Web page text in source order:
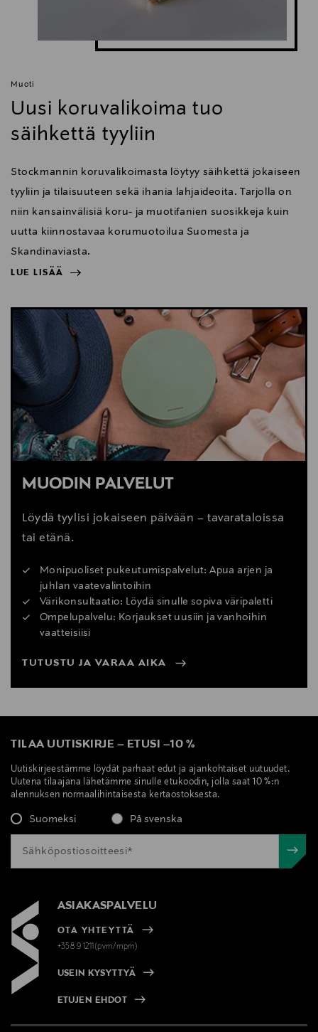
Muoti
Uusi koruvalikoima tuo
säihkettä tyyliin
Stockmannin koruvalikoimasta löytyy säihkettä jokaiseen
tyyliin ja tilaisuuteen sekä ihania lahjaideoita. Tarjolla on
niin kansainvälisiä koru- ja muotifanien suosikkeja kuin
uutta kiinnostavaa korumuotoilua Suomesta ja
Skandinaviasta.
LUE LISÄÄ
LUE LISÄÄ
MUODIN PALVELUT
Löydä tyylisi jokaiseen päivään – tavarataloissa
tai etänä.
Monipuoliset pukeutumispalvelut: Apua arjen ja
juhlan vaatevalintoihin
Värikonsultaatio: Löydä sinulle sopiva väripaletti
Ompelupalvelu: Korjaukset uusiin ja vanhoihin
vaatteisiisi
TUTUSTU JA VARAA AIKA
TILAA UUTISKIRJE – ETUSI –10 %
Uutiskirjeestämme löydät parhaat edut ja ajankohtaiset uutuudet.
Uutena tilaajana lähetämme sinulle etukoodin, jolla saat 10 %:n
alennuksen normaalihintaisesta kertaostoksesta.
Suomeksi På svenska
ASIAKASPALVELU
OTA YHTEYTTÄ
+358 9 1211(pvm/mpm)
USEIN KYSYTTYÄ
ETUJEN EHDOT